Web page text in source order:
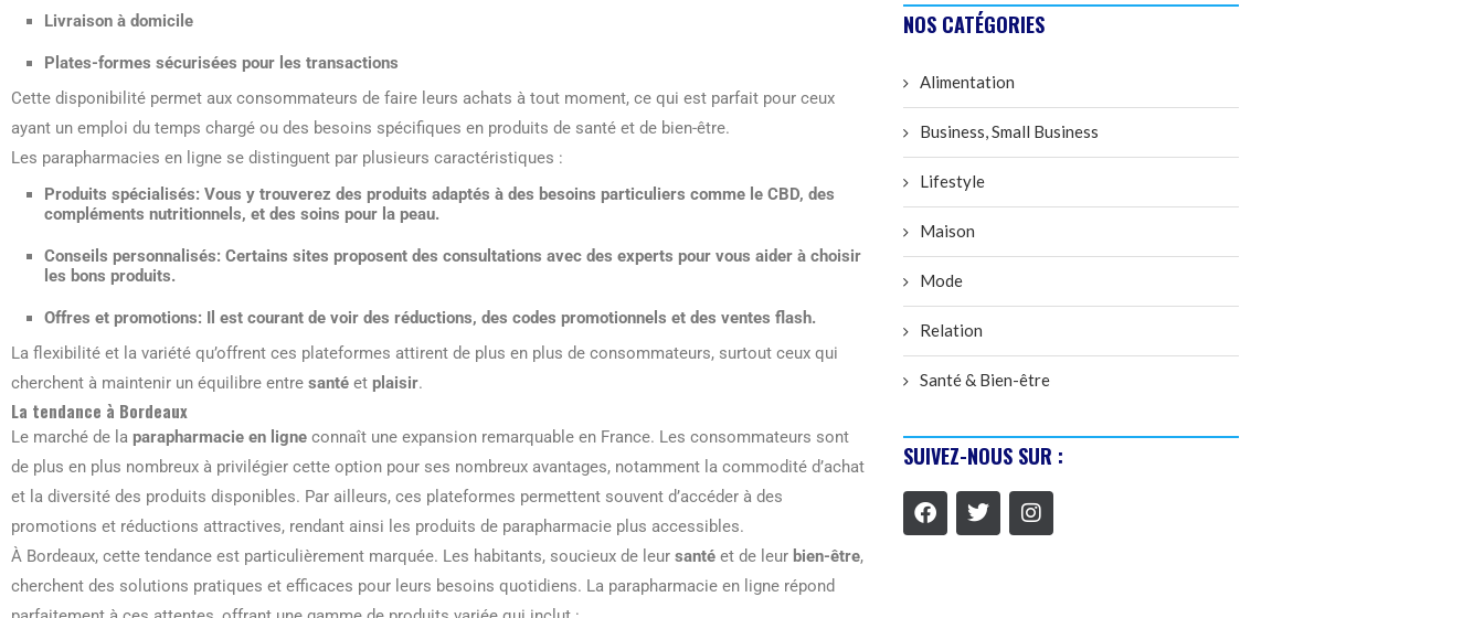
Livraison à domicile
Plates-formes sécurisées pour les transactions
Cette disponibilité permet aux consommateurs de faire leurs achats à tout moment, ce qui est parfait pour ceux
ayant un emploi du temps chargé ou des besoins spécifiques en produits de santé et de bien-être.
Les parapharmacies en ligne se distinguent par plusieurs caractéristiques :
Produits spécialisés: Vous y trouverez des produits adaptés à des besoins particuliers comme le CBD, des
compléments nutritionnels, et des soins pour la peau.
Conseils personnalisés: Certains sites proposent des consultations avec des experts pour vous aider à choisir
les bons produits.
Offres et promotions: Il est courant de voir des réductions, des codes promotionnels et des ventes flash.
La flexibilité et la variété qu’offrent ces plateformes attirent de plus en plus de consommateurs, surtout ceux qui
cherchent à maintenir un équilibre entre santé et plaisir.
La tendance à Bordeaux
Le marché de la parapharmacie en ligne connaît une expansion remarquable en France. Les consommateurs sont
de plus en plus nombreux à privilégier cette option pour ses nombreux avantages, notamment la commodité d’achat
et la diversité des produits disponibles. Par ailleurs, ces plateformes permettent souvent d’accéder à des
promotions et réductions attractives, rendant ainsi les produits de parapharmacie plus accessibles.
À Bordeaux, cette tendance est particulièrement marquée. Les habitants, soucieux de leur santé et de leur bien-être,
cherchent des solutions pratiques et efficaces pour leurs besoins quotidiens. La parapharmacie en ligne répond
NOS CATÉGORIES
Alimentation
Business, Small Business
Lifestyle
Maison
Mode
Relation
Santé & Bien-être
SUIVEZ-NOUS SUR :